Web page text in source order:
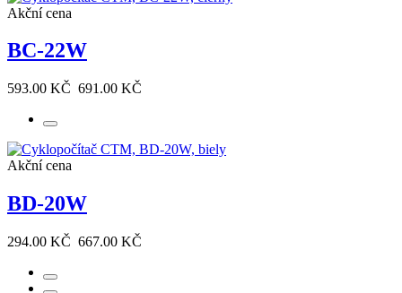
Akční cena
BC-22W
593.00 KČ 691.00 KČ
Akční cena
BD-20W
294.00 KČ 667.00 KČ